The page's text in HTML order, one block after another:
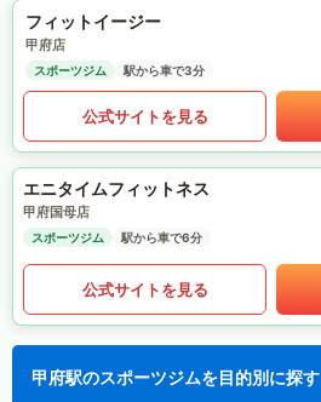
フィットイージー
甲府店
スポーツジム 駅から車で3分
公式サイトを見る
エニタイムフィットネス
甲府国母店
スポーツジム 駅から車で6分
公式サイトを見る
甲府駅のスポーツジムを目的別に探す